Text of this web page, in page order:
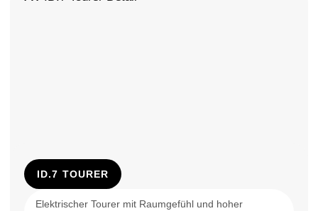
ID.7 TOURER
Elektrischer Tourer mit Raumgefühl und hoher